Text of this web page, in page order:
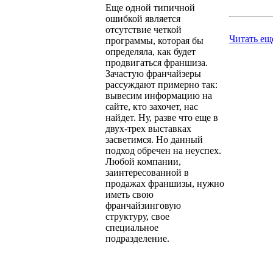
Еще одной типичной
ошибкой является
отсутствие четкой
программы, которая бы
определяла, как будет
продвигаться франшиза.
Зачастую франчайзеры
рассуждают примерно так:
вывесим информацию на
сайте, кто захочет, нас
найдет. Ну, разве что еще в
двух-трех выставках
засветимся. Но данный
подход обречен на неуспех.
Любой компании,
заинтересованной в
продажах франшизы, нужно
иметь свою
франчайзинговую
структуру, свое
специальное
подразделение.
Читать